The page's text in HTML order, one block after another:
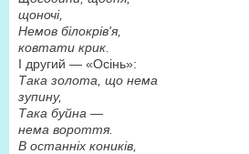
щоночі,
Немов білокрів'я,
ковтати крик.
І другий — «Осінь»:
Така золота, що нема
зупину,
Така буйна —
нема вороття.
В останніх коників,